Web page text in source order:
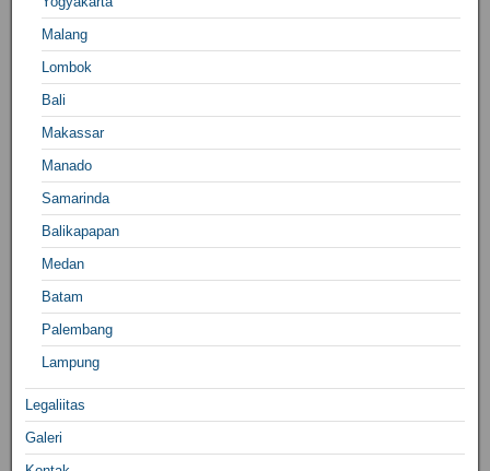
Malang
Lombok
Bali
Makassar
Manado
Samarinda
Balikapapan
Medan
Batam
Palembang
Lampung
Legaliitas
Galeri